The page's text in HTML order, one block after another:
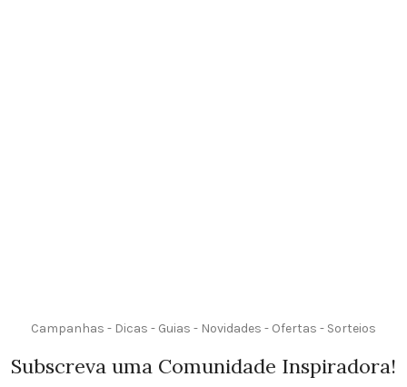
Campanhas - Dicas - Guias - Novidades - Ofertas - Sorteios
Subscreva uma Comunidade Inspiradora!